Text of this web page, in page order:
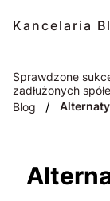
Kancelaria
Sprawdzone sukcesy w prawie gospodarczym i skupie
zadłużonych
Blog /